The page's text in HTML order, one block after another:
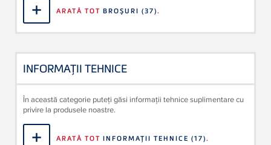
ARATĂ TOT BROŞURI (37).
INFORMAŢII TEHNICE
În această categorie puteți găsi informații tehnice suplimentare cu
privire la produsele noastre.
ARATĂ TOT INFORMAŢII TEHNICE (17).